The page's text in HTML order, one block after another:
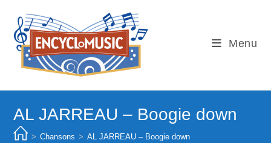
content
Menu
AL JARREAU – Boogie down
> Chansons > AL JARREAU – Boogie down